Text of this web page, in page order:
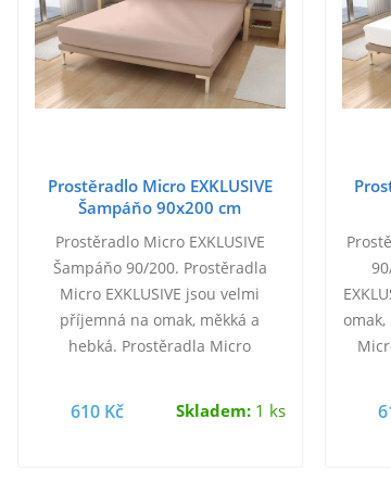
Prostěradlo Micro EXKLUSIVE
Šampáňo 90x200 cm
Prostěradlo Micro EXKLUSIVE
Šampáňo 90/200. Prostěradla
Micro EXKLUSIVE jsou velmi
příjemná na omak, měkká a
hebká. Prostěradla Micro
610 Kč Skladem:1 ks
omak,